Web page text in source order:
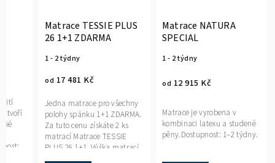
tvoří
Matrace TESSIE PLUS
26 1+1 ZDARMA
1 - 2 týdny
od 17 481 Kč
Jedna matrace pro všechny
polohy spánku 1+1 ZDARMA.
Za tuto cenu získáte 2 ks
matrací Matrace TESSIE
PLUS 26 1+1. Výška matrací
je 26 cm.Dostupnost: 1–2
Matrace NATURA
SPECIAL
1 - 2 týdny
od 12 915 Kč
Matrace je vyrobena v
kombinaci latexu a studené
pěny.Dostupnost: 1–2 týdny.